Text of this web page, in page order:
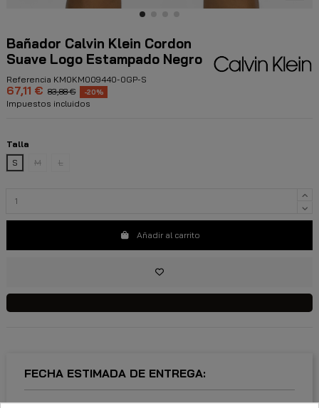
Bañador Calvin Klein Cordon
Suave Logo Estampado Negro
Referencia KM0KM009440-0GP-S
67,11 € 83,88 € -20%
Impuestos incluidos
Talla
S
M L
Añadir al carrito
FECHA ESTIMADA DE ENTREGA: